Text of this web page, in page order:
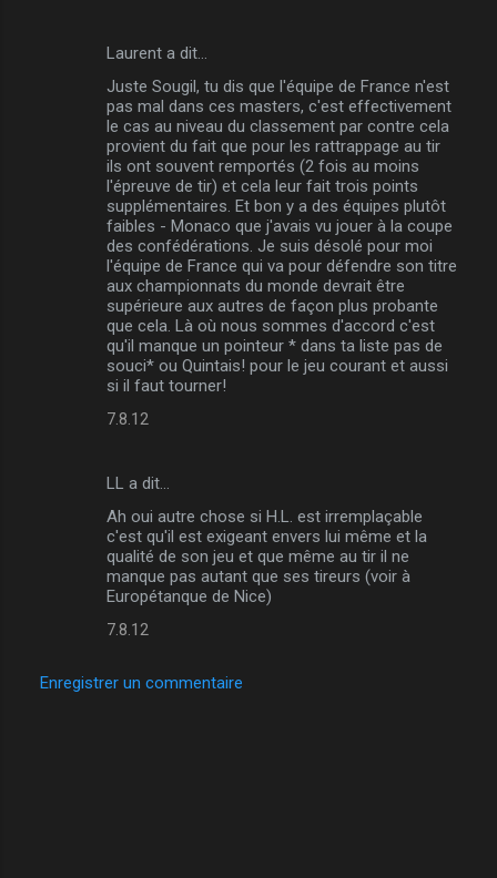
Laurent a dit…
Juste Sougil, tu dis que l'équipe de France n'est
pas mal dans ces masters, c'est effectivement
le cas au niveau du classement par contre cela
provient du fait que pour les rattrappage au tir
ils ont souvent remportés (2 fois au moins
l'épreuve de tir) et cela leur fait trois points
supplémentaires. Et bon y a des équipes plutôt
faibles - Monaco que j'avais vu jouer à la coupe
des confédérations. Je suis désolé pour moi
l'équipe de France qui va pour défendre son titre
aux championnats du monde devrait être
supérieure aux autres de façon plus probante
que cela. Là où nous sommes d'accord c'est
qu'il manque un pointeur * dans ta liste pas de
souci* ou Quintais! pour le jeu courant et aussi
si il faut tourner!
7.8.12
LL a dit…
Ah oui autre chose si H.L. est irremplaçable
c'est qu'il est exigeant envers lui même et la
qualité de son jeu et que même au tir il ne
manque pas autant que ses tireurs (voir à
Europétanque de Nice)
7.8.12
Enregistrer un commentaire